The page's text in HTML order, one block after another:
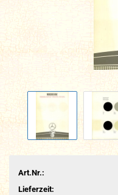
Art.Nr.:
Lieferzeit: